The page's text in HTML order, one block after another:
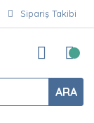
Sipariş Takibi
ARA